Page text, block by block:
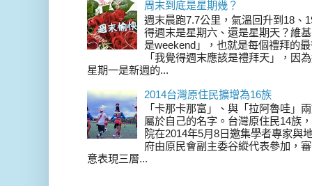
周末到底是星期幾？
週末晨跑7.7公里，氣溫回升到18、
得週末是星期六、還是星期天？維
是weekend」，也就是每個禮拜的
「我覺得週末應該是禮拜天」，因
星期一是新週的...
2014台灣原住民擴增為16族
「卡那卡那富」、與「拉阿魯哇」
屬於自己的名字。台灣原住民14族
院在2014年5月8日邀集學者專家與
府由原民會副主委谷縱代表參加，
意表現三層...